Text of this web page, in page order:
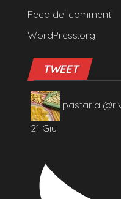
Feed dei commenti
WordPress.org
TWEET
pastaria
21 Giu